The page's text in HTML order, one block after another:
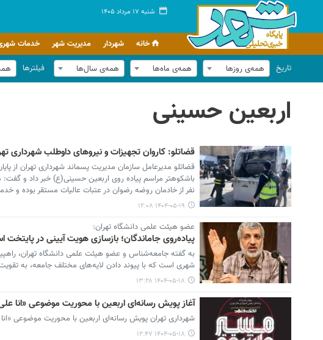
شنبه ۱۷ مرداد ۱۴۰۵
خانه شهردار مدیریت شهر خدمات
تاریخ
همه‌ی روزها همه‌ی ماه‌ها همه‌ی سال‌ها فیلترها
اربعین حسینی
قضاتلو: کاروان تجهیزات و نیروهای داوطلب
قضاتلو مدیرعامل سازمان مدیریت پسماند شهرداری تهران از
نفر از خادمان روضه رضوان در عتبات عالیات مستقر بوده و
۱۴۰۴-۰۵-۱۹ ۱۲:۰۸
عضو هیئت علمی دانشگاه تهران:
پیاده‌روی جاماندگان؛ بازسازی هویت آیینی در پایتخت
به گفته جامعه‌شناس و عضو هیئت علمی دانشگاه تهران،
شهری است که با پیوند دادن لایه‌های مختلف جامعه، به
۱۴۰۴-۰۵-۱۸ ۱۳:۲۸
آغاز پویش رسانه‌ای اربعین با محوریت موضوعی «انا
شهرداری‌ تهران پویش رسانه‌ای اربعین با محوریت موضوعی
۱۴۰۴-۰۵-۱۸ ۱۲:۴۷